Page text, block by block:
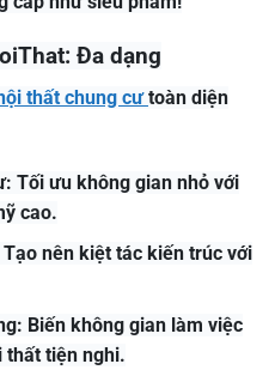
Đa dạng
thất chung cưtoàn diện
Tối ưu không gian nhỏ với
cao.
nên kiệt tác kiến trúc với
Biến không gian làm việc
thất tiện nghi.